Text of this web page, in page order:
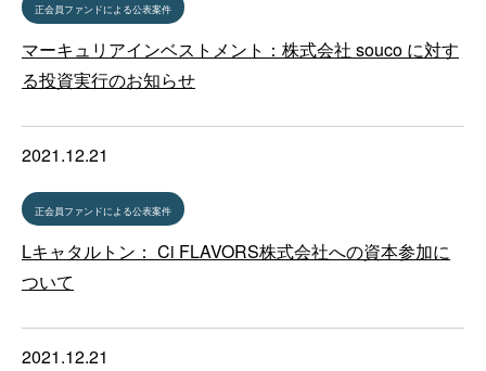
正会員ファンドによる公表案件
マーキュリアインベストメント：株式会社 souco に対す
る投資実行のお知らせ
2021.12.21
正会員ファンドによる公表案件
Lキャタルトン： Ci FLAVORS株式会社への資本参加に
ついて
2021.12.21